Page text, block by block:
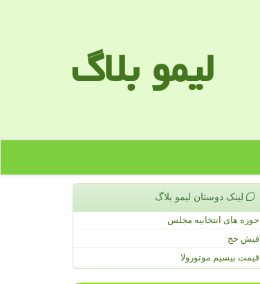
لیمو بلاگ
لینک دوستان لیمو بلاگ
حوزه های انتخابیه مجلس
فیش حج
قیمت بیسیم موتورولا